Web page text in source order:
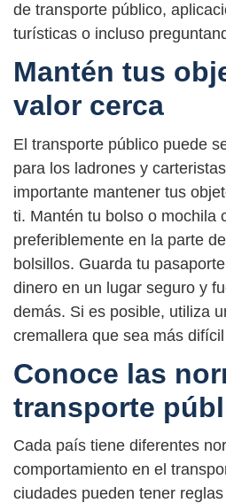
de transporte público,
turísticas o incluso
Mantén tus
valor cerca
El transporte público puede
para los ladrones y
importante mantener tus
ti. Mantén tu bolso o mochila
preferiblemente en la parte
bolsillos. Guarda tu
dinero en un lugar seguro y
demás. Si es posible, utiliza
cremallera que sea más
Conoce las
transporte
Cada país tiene diferentes
comportamiento en el
ciudades pueden tener